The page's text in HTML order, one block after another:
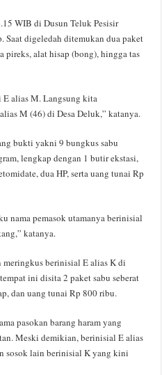
WIB di Dusun Teluk Pesisir
digeledah ditemukan dua paket
pireks, alat hisap (bong), hingga tas
E alias M. Langsung kita
M (46) di Desa Deluk,” katanya.
bukti yakni 9 bungkus sabu
lengkap dengan 1 butir ekstasi,
dua HP, serta uang tunai Rp
nama pemasok utamanya berinisial
katanya.
meringkus berinisial E alias K di
ini disita 2 paket sabu seberat
dan uang tunai Rp 800 ribu.
pasokan barang haram yang
Meski demikian, berinisial E alias
sosok lain berinisial K yang kini